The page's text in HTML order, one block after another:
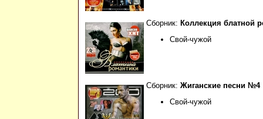
Сборник: Коллекция блатной
Свой-чужой
Сборник: Жиганские песни №4
Свой-чужой